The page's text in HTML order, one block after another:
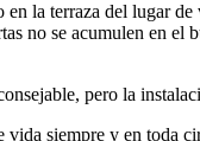
la terraza del lugar de
no se acumulen en
pero la
siempre y en toda